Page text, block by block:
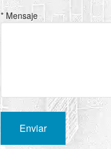
* Mensaje
Enviar